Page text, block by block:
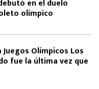
en el duelo
olímpico
Olímpicos Los
fue la última vez que